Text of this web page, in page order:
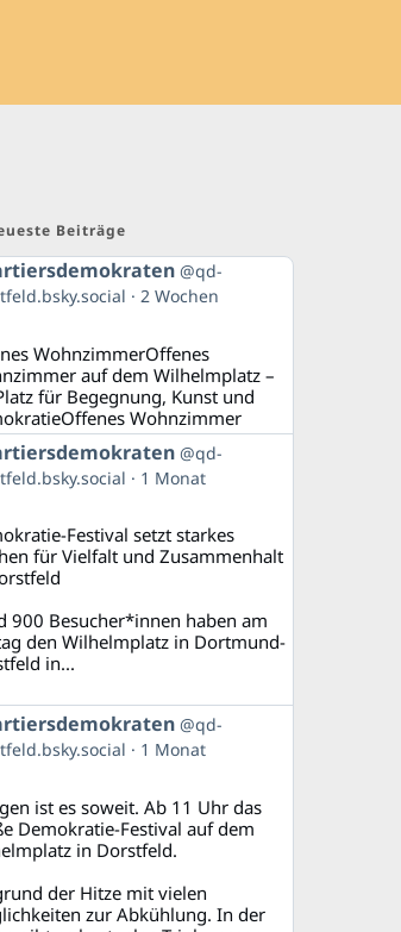
Beiträge
@qd-
2 Wochen
WohnzimmerOffenes
auf dem Wilhelmplatz –
für Begegnung, Kunst und
Wohnzimmer
@qd-
1 Monat
Festival setzt starkes
für Vielfalt und Zusammenhalt
900 Besucher*innen haben am
den Wilhelmplatz in Dortmund-
in...
@qd-
1 Monat
ist es soweit. Ab 11 Uhr das
Demokratie-Festival auf dem
in Dorstfeld.
der Hitze mit vielen
zur Abkühlung. In der